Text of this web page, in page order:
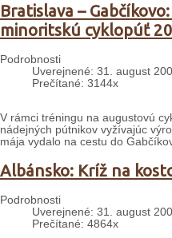
Bratislava –
minoritskú cyklopúť
Podrobnosti
Uverejnené: 31. august
Prečítané: 3144x
V rámci tréningu na augustovú
nádejných pútnikov vyžívajúc
mája vydalo na cestu do
Albánsko: Kríž na
Podrobnosti
Uverejnené: 31. august
Prečítané: 4864x